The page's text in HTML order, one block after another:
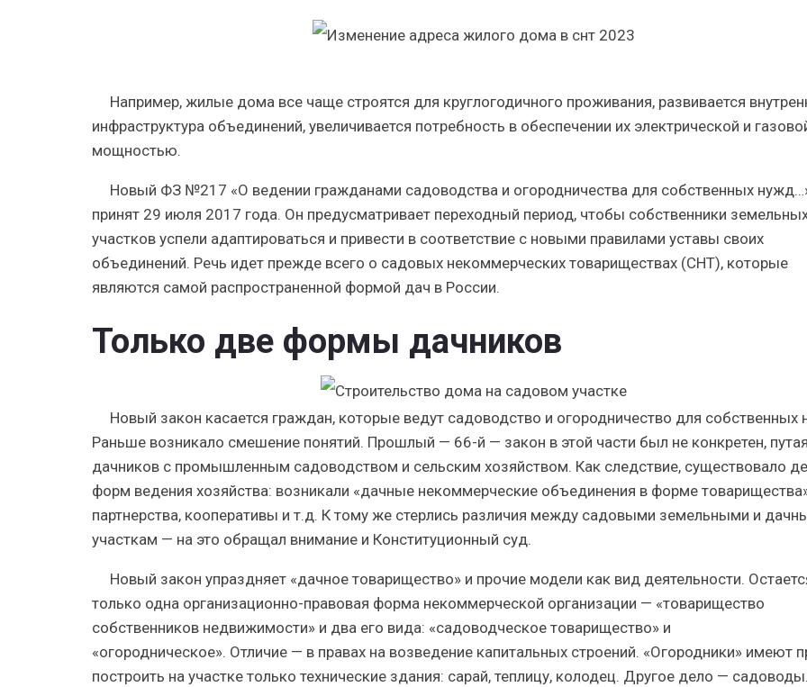
Например, жилые дома все чаще строятся для круглогодичного проживания, развивается
инфраструктура объединений, увеличивается потребность в обеспечении их электрической и
мощностью.
Новый ФЗ №217 «О ведении гражданами садоводства и огородничества для собственных
принят 29 июля 2017 года. Он предусматривает переходный период, чтобы собственники
участков успели адаптироваться и привести в соответствие с новыми правилами уставы своих
объединений. Речь идет прежде всего о садовых некоммерческих товариществах (СНТ), которые
являются самой распространенной формой дач в России.
Только две формы дачников
Новый закон касается граждан, которые ведут садоводство и огородничество для собственных
Раньше возникало смешение понятий. Прошлый — 66-й — закон в этой части был не конкретен, путая
дачников с промышленным садоводством и сельским хозяйством. Как следствие, существовало
форм ведения хозяйства: возникали «дачные некоммерческие объединения в форме
партнерства, кооперативы и т.д. К тому же стерлись различия между садовыми земельными и
участкам — на это обращал внимание и Конституционный суд.
Новый закон упраздняет «дачное товарищество» и прочие модели как вид деятельности.
только одна организационно-правовая форма некоммерческой организации — «товарищество
собственников недвижимости» и два его вида: «садоводческое товарищество» и
«огородническое». Отличие — в правах на возведение капитальных строений. «Огородники» имеют
построить на участке только технические здания: сарай, теплицу, колодец. Другое дело — садоводы.